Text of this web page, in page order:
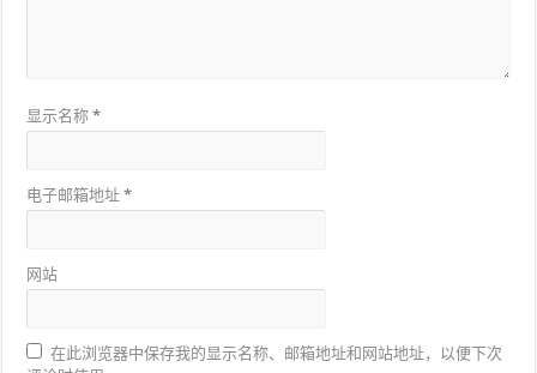
显示名称*
电子邮箱地址*
网站
在此浏览器中保存我的显示名称、邮箱地址和网站地址，以便下次